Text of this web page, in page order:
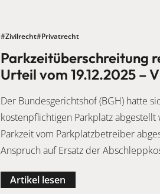
#Zivilrecht#Privatrecht
Parkzeitüberschreitung
Urteil vom 19.12.2025 –
Der Bundesgerichtshof (BGH) hatte
kostenpflichtigen Parkplatz
Parkzeit vom Parkplatzbetreiber
Anspruch auf Ersatz der
Artikel lesen